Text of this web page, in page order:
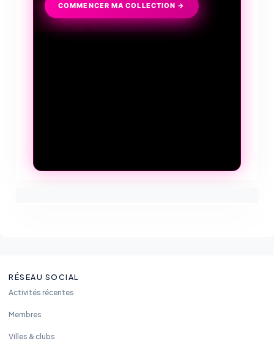
COMMENCER MA COLLECTION →
RÉSEAU SOCIAL
Activités récentes
Membres
Villes & clubs